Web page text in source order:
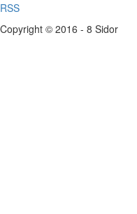
RSS
Copyright © 2016 - 8 Sidor